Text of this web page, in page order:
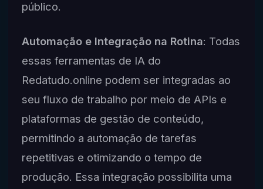
público.
Automação e Integração na Rotina: Todas
essas ferramentas de IA do
Redatudo.online podem ser integradas ao
seu fluxo de trabalho por meio de APIs e
plataformas de gestão de conteúdo,
permitindo a automação de tarefas
repetitivas e otimizando o tempo de
produção. Essa integração possibilita uma